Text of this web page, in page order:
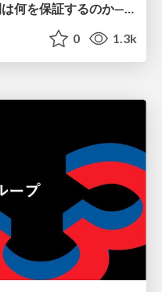
AIがコードを書く時代、人間は何を保証するのか———馬場さんと考える、開発者に求められる新しい責任と価値 - TECH PLAY
0 1.3k